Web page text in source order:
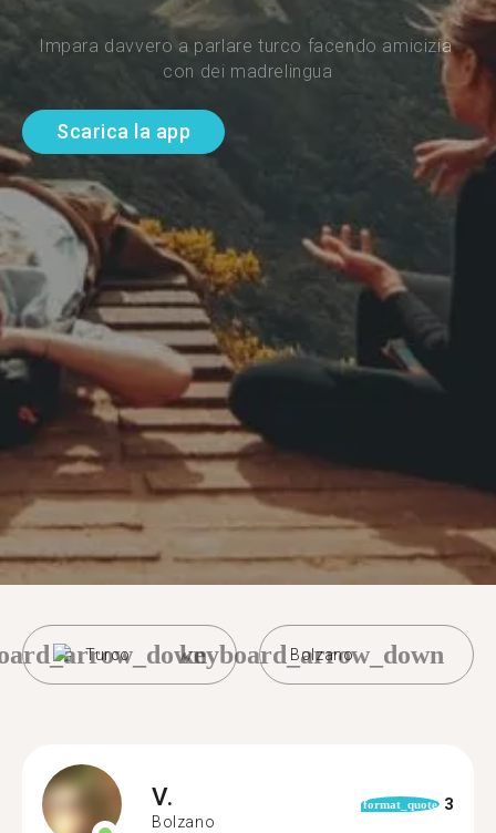
Impara davvero a parlare turco facendo amicizia
con dei madrelingua
Scarica la app
Turco Bolzano
keyboard_arrow_down
V.
Bolzano
format_quote 3